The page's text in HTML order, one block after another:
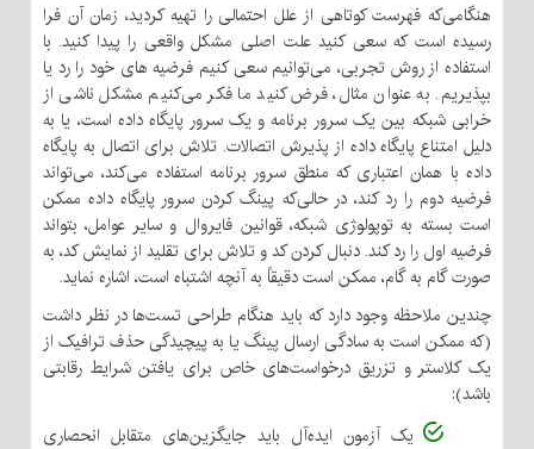
هنگامی‌که فهرست کوتاهی از علل احتمالی را تهیه کردید، زمان آن فرا
رسیده است که سعی کنید علت اصلی مشکل واقعی را پیدا کنید. با
استفاده از روش تجربی، می‌توانیم سعی کنیم فرضیه های خود را رد یا
بپذیریم. به عنوان مثال، فرض کنید ما فکر می‌کنیم مشکل ناشی از
خرابی شبکه بین یک سرور برنامه و یک سرور پایگاه داده است، یا به
دلیل امتناع پایگاه داده از پذیرش اتصالات. تلاش برای اتصال به پایگاه
داده با همان اعتباری که منطق سرور برنامه استفاده می‌کند، می‌تواند
فرضیه دوم را رد کند، در حالی‌که پینگ کردن سرور پایگاه داده ممکن
است بسته به توپولوژی شبکه، قوانین فایروال و سایر عوامل، بتواند
فرضیه اول را رد کند. دنبال کردن کد و تلاش برای تقلید از نمایش کد، به
صورت گام به گام، ممکن است دقیقاً به آنچه اشتباه است، اشاره نماید.
چندین ملاحظه وجود دارد که باید هنگام طراحی تست‌ها در نظر داشت
(که ممکن است به سادگی ارسال پینگ یا به پیچیدگی حذف ترافیک از
یک کلاستر و تزریق درخواست‌های خاص برای یافتن شرایط رقابتی
باشد):
یک آزمون ایده‌آل باید جایگزین‌های متقابل انحصاری